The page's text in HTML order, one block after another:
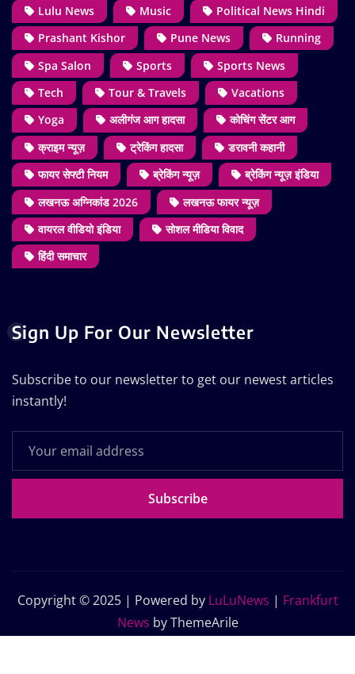
Lulu News
Music
Political News Hindi
Prashant Kishor
Pune News
Running
Spa Salon
Sports
Sports News
Tech
Tour & Travels
Vacations
Yoga
अलीगंज आग हादसा
कोचिंग सेंटर आग
क्राइम न्यूज़
ट्रेकिंग हादसा
डरावनी कहानी
फायर सेफ्टी नियम
ब्रेकिंग न्यूज़
ब्रेकिंग न्यूज़ इंडिया
लखनऊ अग्निकांड 2026
लखनऊ फायर न्यूज़
वायरल वीडियो इंडिया
सोशल मीडिया विवाद
हिंदी समाचार
Sign Up For Our Newsletter
Subscribe to our newsletter to get our newest articles
instantly!
Subscribe
Copyright © 2025 | Powered by LuLuNews | Frankfurt
News by ThemeArile